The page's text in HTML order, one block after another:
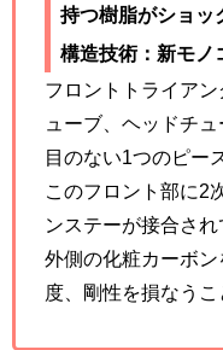
持つ樹脂がショッ
構造技術：新モノ
フロントトライア
ューブ、ヘッドチ
目のない1つのピー
このフロント部に2
ンステーが接合され
外側の化粧カーボ
度、剛性を損なうこ